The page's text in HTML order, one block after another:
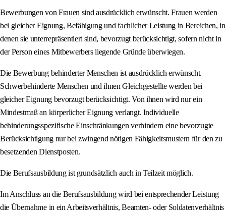
Bewerbungen von Frauen sind ausdrücklich erwünscht. Frauen werden
bei gleicher Eignung, Befähigung und fachlicher Leistung in Bereichen, in
denen sie unterrepräsentiert sind, bevorzugt berücksichtigt, sofern nicht in
der Person eines Mitbewerbers liegende Gründe überwiegen.
Die Bewerbung behinderter Menschen ist ausdrücklich erwünscht.
Schwerbehinderte Menschen und ihnen Gleichgestellte werden bei
gleicher Eignung bevorzugt berücksichtigt. Von ihnen wird nur ein
Mindestmaß an körperlicher Eignung verlangt. Individuelle
behinderungsspezifische Einschränkungen verhindern eine bevorzugte
Berücksichtigung nur bei zwingend nötigen Fähigkeitsmustern für den zu
besetzenden Dienstposten.
Die Berufsausbildung ist grundsätzlich auch in Teilzeit möglich.
Im Anschluss an die Berufsausbildung wird bei entsprechender Leistung
die Übernahme in ein Arbeitsverhältnis, Beamten- oder Soldatenverhältnis